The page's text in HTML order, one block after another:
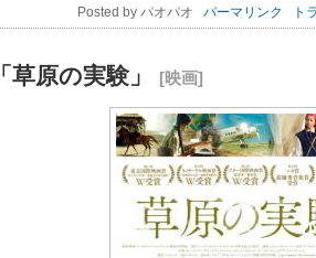
Posted by パオパオ パーマリンク ト
「草原の実験」 [映画]